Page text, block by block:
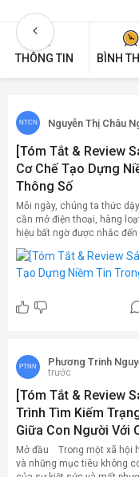
THÔNG TIN BÌNH
NTCN Nguyễn Thị Châu
[Tóm Tắt & Review
Cơ Chế Tạo Dựng
Thông Số
Mỗi ngày, chúng ta thức
cần mở điện thoại, hàng
hiệu bất ngờ được nhắc
PTNN Phương Trinh
trước
[Tóm Tắt & Review
Trình Tìm Kiếm
Giữa Con Người Với
Mở đầu Trong một xã hội
và những mục tiêu không